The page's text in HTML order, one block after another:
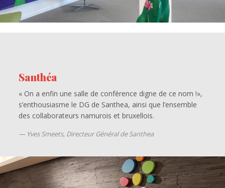
Santhéa
« On a enfin une salle de conférence digne de ce nom !»,
s’enthousiasme le DG de Santhea, ainsi que l’ensemble
des collaborateurs namurois et bruxellois.
Yves Smeets, Directeur Général de Santhea